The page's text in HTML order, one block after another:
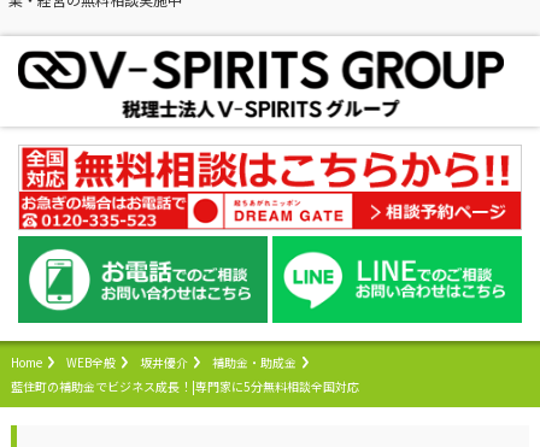
Home WEB全般 坂井優介
補助金・助成金
藍住町の補助金でビジネス成長！|専門家に5分無料相談全国対応